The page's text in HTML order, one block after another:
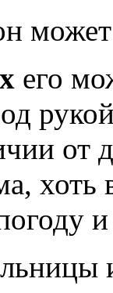
его
от
хоть